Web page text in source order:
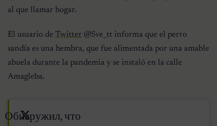
al que llamar hogar.
El usuario de Twitter @Sve_tt informa que el perro
sandía es una hembra, que fue alimentada por una amable
abuela durante la pandemia y se instaló en la calle
Amagleba.
Обнаружил, что